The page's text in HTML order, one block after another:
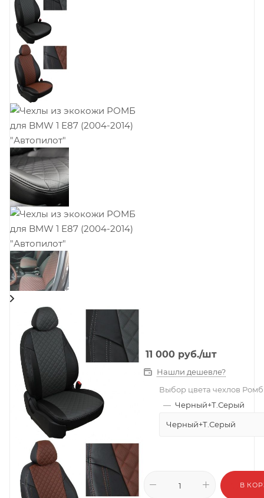
11 000 руб./шт
Нашли дешевле?
Выбор цвета чехлов Ромб
— Черный+Т.Серый
Черный+Т.Серый
В